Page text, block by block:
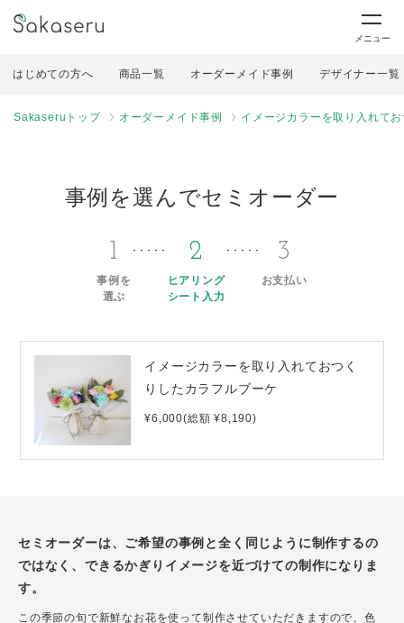
メニュー
はじめての方へ 商品一覧 オーダーメイド事例 デザイナー一覧
Sakaseruトップ オーダーメイド事例 イメージカラーを取り入れて
事例を選んでセミオーダー
1
事例を
選ぶ
2
ヒアリング
シート入力
3
お支払い
イメージカラーを取り入れておつく
りしたカラフルブーケ
¥6,000(総額 ¥8,190)
セミオーダーは、ご希望の事例と全く同じように制作するの
ではなく、できるかぎりイメージを近づけての制作になりま
す。
この季節の旬で新鮮なお花を使って制作させていただきますので、色